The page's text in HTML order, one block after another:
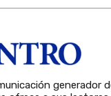
generador